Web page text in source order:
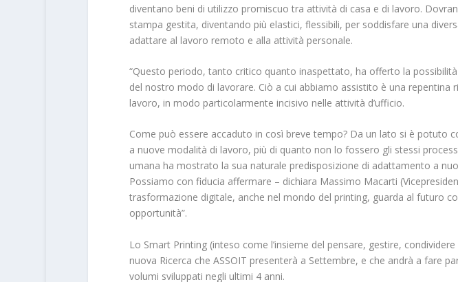
diventano beni di utilizzo promiscuo tra attività di casa e di lavoro.
stampa gestita, diventando più elastici, flessibili, per soddisfare una
adattare al lavoro remoto e alla attività personale.
“Questo periodo, tanto critico quanto inaspettato, ha offerto la
del nostro modo di lavorare. Ciò a cui abbiamo assistito è una repentina
lavoro, in modo particolarmente incisivo nelle attività d’ufficio.
Come può essere accaduto in così breve tempo? Da un lato si è potuto
a nuove modalità di lavoro, più di quanto non lo fossero gli stessi
umana ha mostrato la sua naturale predisposizione di adattamento a
Possiamo con fiducia affermare – dichiara Massimo Macarti
trasformazione digitale, anche nel mondo del printing, guarda al futuro
opportunità”.
Lo Smart Printing (inteso come l’insieme del pensare, gestire,
nuova Ricerca che ASSOIT presenterà a Settembre, e che andrà a fare
volumi sviluppati negli ultimi 4 anni.